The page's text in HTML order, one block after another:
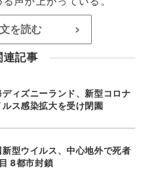
を読む >
連記事
ディズニーランド、新型コロナ
ルス感染拡大を受け閉園
新型ウイルス、中心地外で死者
8都市封鎖